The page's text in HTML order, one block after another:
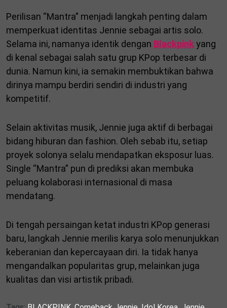
Perilisan “Mantra” menjadi langkah penting dalam
memperkuat identitas Jennie sebagai artis solo.
Selama ini, namanya identik dengan Blackpinkyang
di kenal sebagai salah satu grup KPop terbesar di
dunia. Namun kini, ia semakin membuktikan bahwa
dirinya mampu berdiri sendiri di industri yang
kompetitif.
Selain aktivitas musik, Jennie juga aktif di berbagai
bidang hiburan dan fashion. Oleh sebab itu, setiap
proyek solonya selalu mendapatkan eksposur luas.
Single “Mantra” pun di prediksi akan membuka
peluang kolaborasi internasional di masa
mendatang.
Di tengah persaingan ketat industri KPop generasi
baru, langkah Jennie merilis karya solo menunjukkan
keberanian dan kepercayaan diri. Ia tidak hanya
mengandalkan popularitas grup, melainkan juga
kualitas dan visi artistik pribadi.